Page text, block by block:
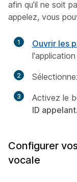
afin qu’il ne soit
appelez, vous
1 Ouvrir les
2
3 Activez le
ID appelant.
Configurer
vocale